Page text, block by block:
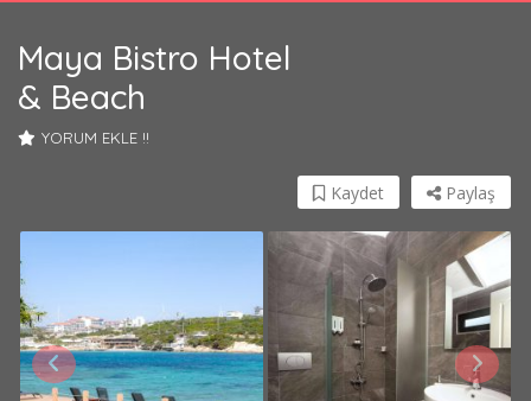
Maya Bistro Hotel
& Beach
YORUM EKLE !!
Paylaş
Kaydet